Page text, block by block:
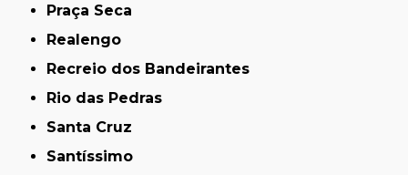
Praça Seca
Realengo
Recreio dos Bandeirantes
Rio das Pedras
Santa Cruz
Santíssimo